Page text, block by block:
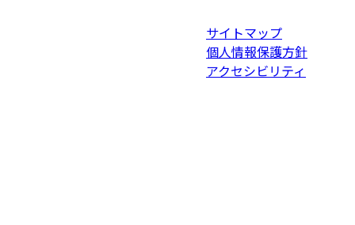
サイトマップ
個人情報保護方針
アクセシビリティ